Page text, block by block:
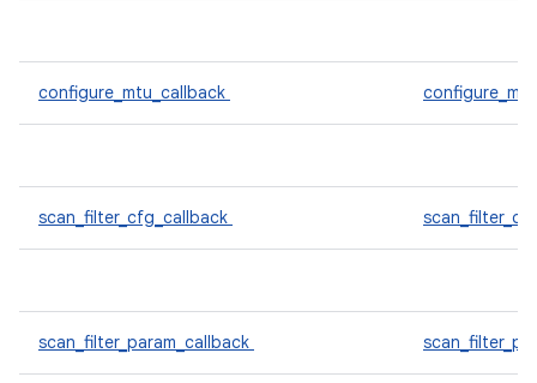
configure_mtu_callback
scan_filter_cfg_callback
scan_filter_param_callback